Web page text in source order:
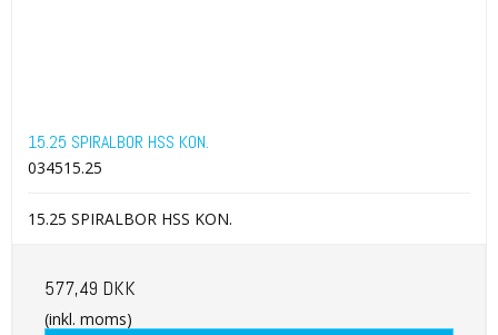
15.25 SPIRALBOR HSS KON.
034515.25
15.25 SPIRALBOR HSS KON.
577,49 DKK
(inkl. moms)